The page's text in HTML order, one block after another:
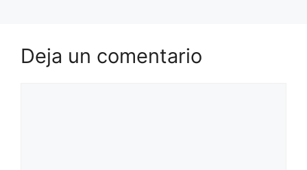
Deja un comentario